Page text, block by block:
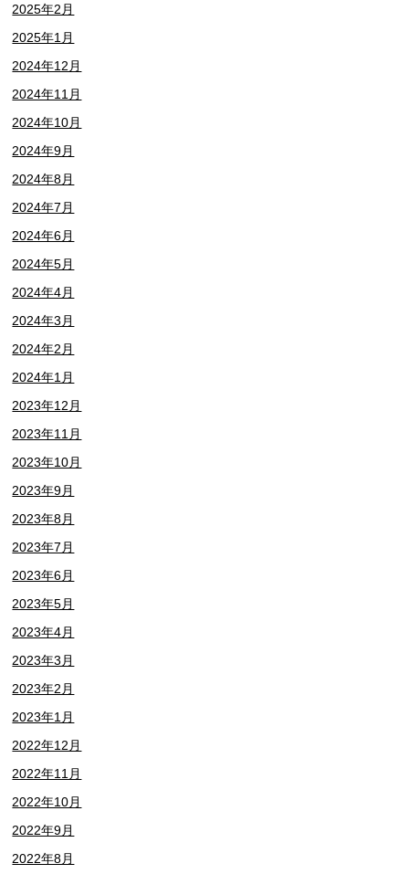
2025年2月
2025年1月
2024年12月
2024年11月
2024年10月
2024年9月
2024年8月
2024年7月
2024年6月
2024年5月
2024年4月
2024年3月
2024年2月
2024年1月
2023年12月
2023年11月
2023年10月
2023年9月
2023年8月
2023年7月
2023年6月
2023年5月
2023年4月
2023年3月
2023年2月
2023年1月
2022年12月
2022年11月
2022年10月
2022年9月
2022年8月